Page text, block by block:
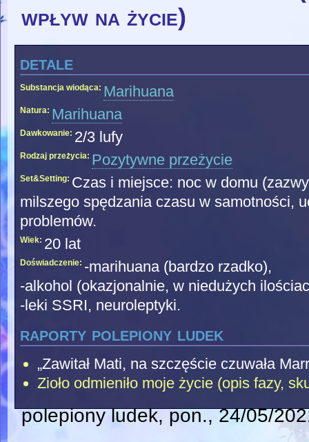
wpływ na życie)
detale
Substancja wiodąca: Marihuana
Natura: Marihuana
Dawkowanie: 2/3 lufy
Rodzaj przeżycia: Pozytywne przeżycie
Set&Setting: Czas i miejsce: noc w domu
milszego spędzania czasu w samotności,
problemów.
Wiek: 20 lat
Doświadczenie: -marihuana (bardzo rzadko),
-alkohol (okazjonalnie, w niedużych
-leki SSRI, neuroleptyki.
raporty polepiony ludek
„Zawitał Mati, na szczęście czuwała
Zioło odmieniło moje życie (opis fazy,
polepiony ludek, pon., 24/05/